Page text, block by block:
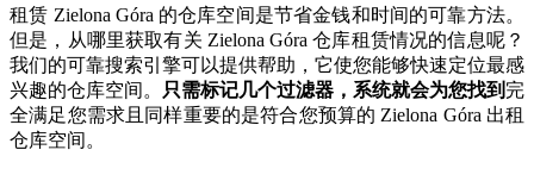
租赁 Zielona Góra 的仓库空间是节省金钱和时间的可靠方法。
但是，从哪里获取有关 Zielona Góra 仓库租赁情况的信息呢？
我们的可靠搜索引擎可以提供帮助，它使您能够快速定位最感
兴趣的仓库空间。
只需标记几个过滤器，系统就会为您找到 完
全满足您需求且同样重要的是符合您预算的 Zielona Góra 出租
仓库空间。